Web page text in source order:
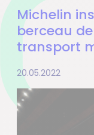
Michelin
berceau
transport
20.05.2022